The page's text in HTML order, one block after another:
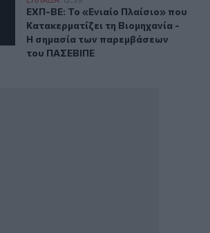
ΕΧΠ-ΒΕ: Το «Ενιαίο Πλαίσιο» που
ΕΧΠ-ΒΕ: Το «Ενιαίο Πλαίσιο» που
Κατακερματίζει τη Βιομηχανία -
Η σημασία των παρεμβάσεων
του ΠΑΣΕΒΙΠΕ